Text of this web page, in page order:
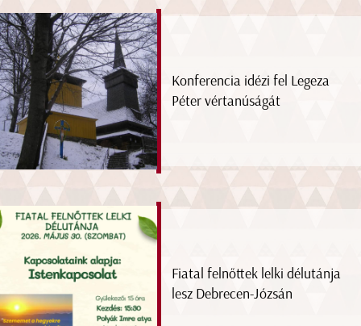
Konferencia idézi fel Legeza
Péter vértanúságát
Fiatal felnőttek lelki délutánja
lesz Debrecen-Józsán